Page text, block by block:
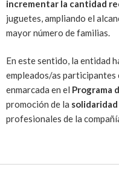
incrementar la cantidad
juguetes, ampliando el
mayor número de familias.
En este sentido, la entidad
empleados/as participantes
enmarcada en el Programa
promoción de la
profesionales de la